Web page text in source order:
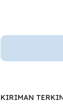
KIRIMAN